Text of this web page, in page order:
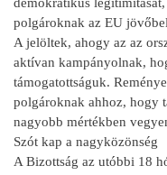
polgároknak az EU
A jelöltek, ahogy az az
aktívan kampányolnak,
támogatottságuk.
polgároknak ahhoz, hogy
nagyobb mértékben
Szót kap a nagyközönség
A Bizottság az utóbbi 18